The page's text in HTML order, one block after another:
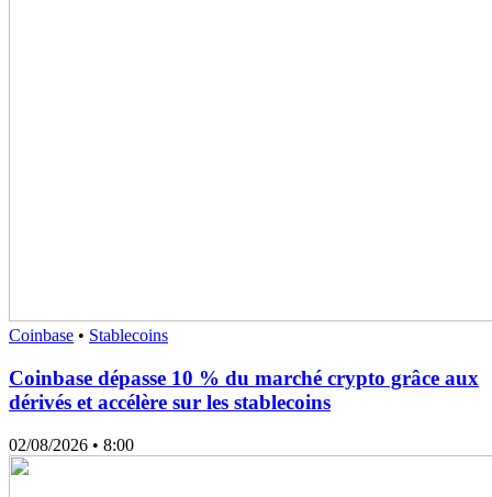
Coinbase • Stablecoins
Coinbase dépasse 10 % du marché crypto grâce aux
dérivés et accélère sur les stablecoins
02/08/2026 • 8:00